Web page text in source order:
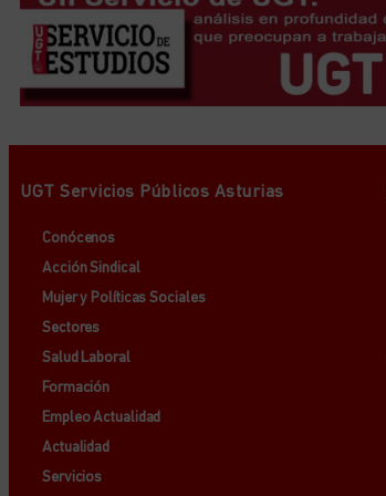
UGT Servicios Públicos Asturias
Conócenos
Acción Sindical
Mujer y Políticas Sociales
Sectores
Salud Laboral
Formación
Empleo Actualidad
Actualidad
Servicios